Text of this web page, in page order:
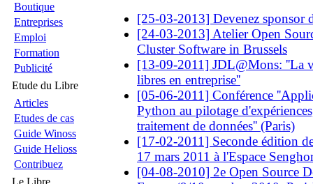
Boutique
Entreprises
Emploi
Formation
Publicité
Etude du Libre
Articles
Etudes de cas
Guide Winoss
Guide Helioss
Contribuez
Le Libre
[25-03-2013] Devenez sponsor
[24-03-2013] Atelier Open
Cluster Software in Brussels
[13-09-2011] JDL@Mons: ''La
libres en entreprise''
[05-06-2011] Conférence
Python au pilotage
traitement de données'' (Paris)
[17-02-2011] Seconde édition
17 mars 2011 à l'Espace
[04-08-2010] 2e Open Source